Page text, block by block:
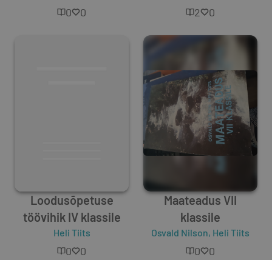
0 0 2 0
Loodusõpetuse
töövihik IV klassile
Heli Tiits
0 0
Maateadus VII
klassile
Osvald Nilson, Heli Tiits
0 0